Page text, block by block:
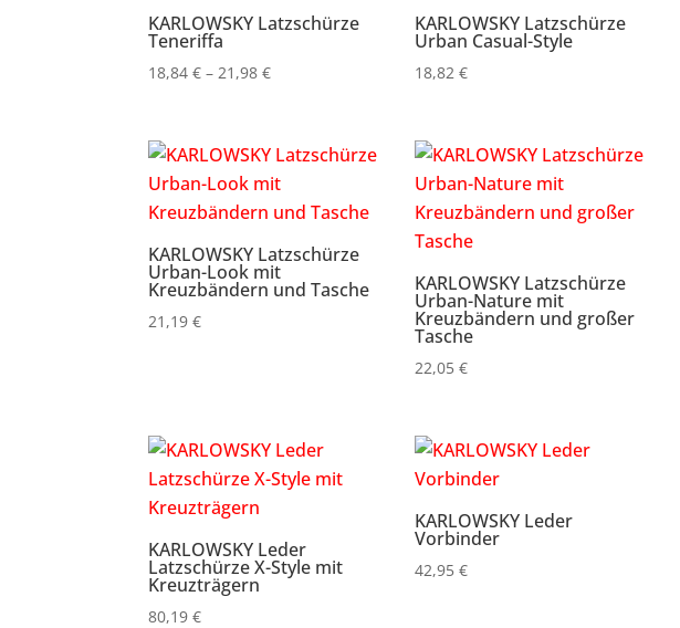
KARLOWSKY Latzschürze
Teneriffa
18,84€ –21,98€Preisspanne:
21,98 €
KARLOWSKY Latzschürze
Urban Casual-Style
18,82€
KARLOWSKY Latzschürze
Urban-Look mit
Kreuzbändern und Tasche
21,19€
KARLOWSKY Latzschürze
Urban-Nature mit
Kreuzbändern und großer
Tasche
22,05€
KARLOWSKY Leder
Latzschürze X-Style mit
Kreuzträgern
80,19€
KARLOWSKY Leder
Vorbinder
42,95€